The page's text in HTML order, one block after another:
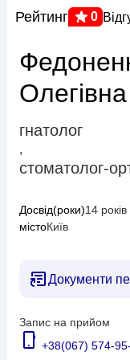
Рейтинг 0
Олегівна
гнатолог
,
стоматолог-
Досвід(роки)14 років
містоКиїв
Документи
Запис на прийом
+38(067) 574-